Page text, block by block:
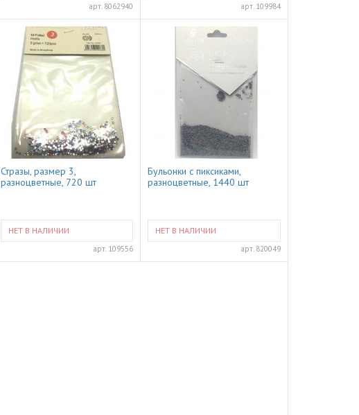
арт. 8062940 арт. 109984
Стразы, размер 3,
разноцветные, 720 шт
НЕТ В НАЛИЧИИ
арт. 109556
Бульонки с пиксиками,
разноцветные, 1440 шт
НЕТ В НАЛИЧИИ
арт. 820049